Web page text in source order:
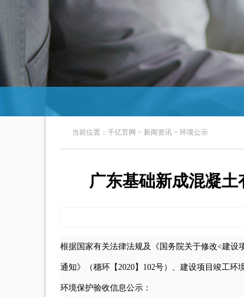
当前位置： 千亿官网 > 新闻资讯 > 环境公示
广东基础新成混凝
根据国家有关法律法规及《国务院关于修改<建设
通知》（穗环【2020】102号）、建设项目竣工
环境保护验收信息公示：